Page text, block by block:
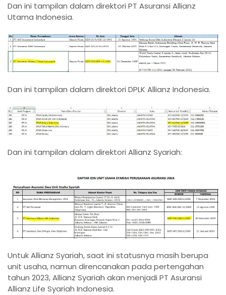
Dan ini tampilan dalam direktori PT Asuransi Allianz
Utama Indonesia.
Dan ini tampilan dalam direktori DPLK Allianz Indonesia.
Dan ini tampilan dalam direktori Allianz Syariah:
Untuk Allianz Syariah, saat ini statusnya masih berupa
unit usaha, namun direncanakan pada pertengahan
tahun 2023, Allianz Syariah akan menjadi PT Asuransi
Allianz Life Syariah Indonesia.